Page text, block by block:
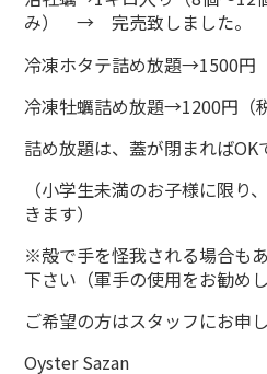
み） → 完売致しました。
冷凍ホタテ詰め放題→1500円
冷凍牡蠣詰め放題→1200円（
詰め放題は、蓋が閉まればOK
（小学生未満のお子様に限り
きます）
※殻で手を怪我される場合も
下さい（軍手の使用をお勧めし
ご希望の方はスタッフにお申
Oyster Sazan